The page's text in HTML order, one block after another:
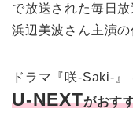
で放送された毎日
浜辺美波さん主演の
ドラマ『咲-Saki-』
U-NEXTがおす